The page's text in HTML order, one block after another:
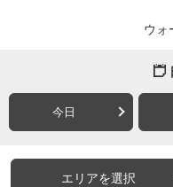
ウォ
今日
エリアを選択